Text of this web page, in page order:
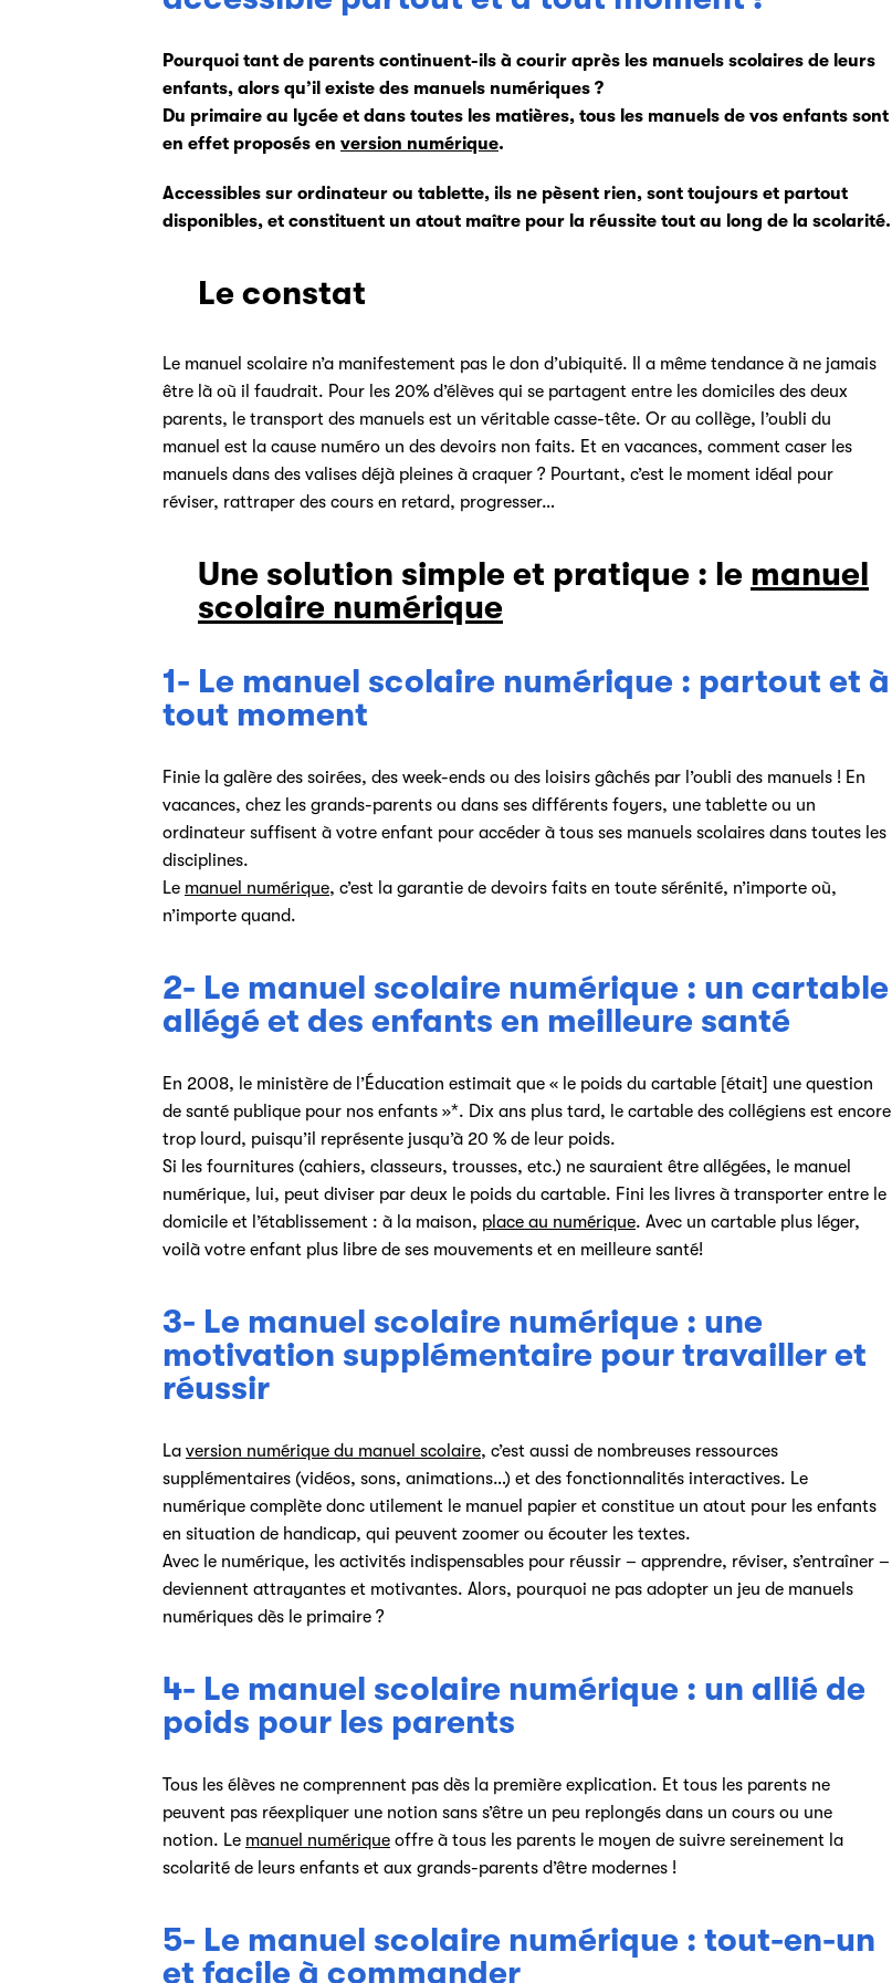
Pourquoi tant de parents continuent-ils à courir après les manuels scolaires de leurs
enfants, alors qu’il existe des manuels numériques ?
Du primaire au lycée et dans toutes les matières, tous les manuels de vos enfants sont
en effet proposés en version numérique.
Accessibles sur ordinateur ou tablette, ils ne pèsent rien, sont toujours et partout
disponibles, et constituent un atout maître pour la réussite tout au long de la scolarité.
Le constat
Le manuel scolaire n’a manifestement pas le don d’ubiquité. Il a même tendance à ne jamais
être là où il faudrait. Pour les 20% d’élèves qui se partagent entre les domiciles des deux
parents, le transport des manuels est un véritable casse-tête. Or au collège, l’oubli du
manuel est la cause numéro un des devoirs non faits. Et en vacances, comment caser les
manuels dans des valises déjà pleines à craquer ? Pourtant, c’est le moment idéal pour
réviser, rattraper des cours en retard, progresser…
Une solution simple et pratique : le manuel
scolaire numérique
1- Le manuel scolaire numérique : partout et à
tout moment
Finie la galère des soirées, des week-ends ou des loisirs gâchés par l’oubli des manuels ! En
vacances, chez les grands-parents ou dans ses différents foyers, une tablette ou un
ordinateur suffisent à votre enfant pour accéder à tous ses manuels scolaires dans toutes les
disciplines.
Le manuel numérique, c’est la garantie de devoirs faits en toute sérénité, n’importe où,
n’importe quand.
2- Le manuel scolaire numérique : un cartable
allégé et des enfants en meilleure santé
En 2008, le ministère de l’Éducation estimait que « le poids du cartable [était] une question
de santé publique pour nos enfants »*. Dix ans plus tard, le cartable des collégiens est encore
trop lourd, puisqu’il représente jusqu’à 20 % de leur poids.
Si les fournitures (cahiers, classeurs, trousses, etc.) ne sauraient être allégées, le manuel
numérique, lui, peut diviser par deux le poids du cartable. Fini les livres à transporter entre le
domicile et l’établissement : à la maison, place au numérique. Avec un cartable plus léger,
voilà votre enfant plus libre de ses mouvements et en meilleure santé!
3- Le manuel scolaire numérique : une
motivation supplémentaire pour travailler et
réussir
La version numérique du manuel scolaire, c’est aussi de nombreuses ressources
supplémentaires (vidéos, sons, animations…) et des fonctionnalités interactives. Le
numérique complète donc utilement le manuel papier et constitue un atout pour les enfants
en situation de handicap, qui peuvent zoomer ou écouter les textes.
Avec le numérique, les activités indispensables pour réussir – apprendre, réviser, s’entraîner –
deviennent attrayantes et motivantes. Alors, pourquoi ne pas adopter un jeu de manuels
numériques dès le primaire ?
4- Le manuel scolaire numérique : un allié de
poids pour les parents
Tous les élèves ne comprennent pas dès la première explication. Et tous les parents ne
peuvent pas réexpliquer une notion sans s’être un peu replongés dans un cours ou une
notion. Le manuel numérique offre à tous les parents le moyen de suivre sereinement la
scolarité de leurs enfants et aux grands-parents d’être modernes !
5- Le manuel scolaire numérique : tout-en-un
et facile à commander